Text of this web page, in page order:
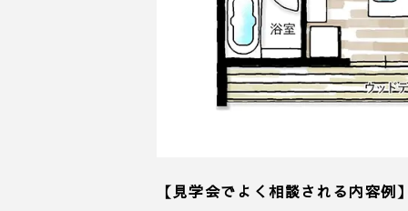
【見学会でよく相談される内容例